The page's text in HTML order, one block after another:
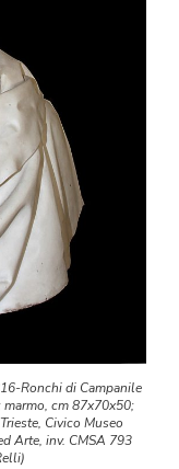
Ronchi di Campanile
cm 87x70x50;
Civico Museo
Arte, inv. CMSA 793